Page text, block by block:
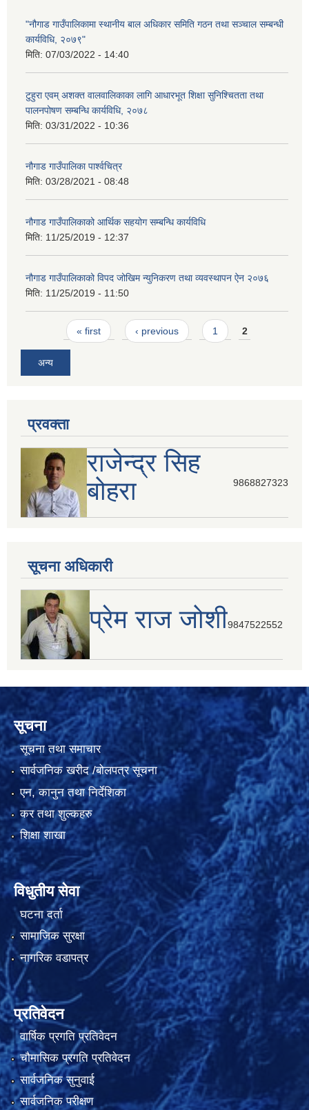
"नौगाड गाउँपालिकामा स्थानीय बाल अधिकार समिति गठन तथा सञ्चाल सम्बन्धी
कार्यविधि, २०७९"
मिति: 07/03/2022 - 14:40
टुहुरा एवम् अशक्त वालवालिकाका लागि आधारभूत शिक्षा सुनिश्चितता तथा
पालनपोषण सम्बन्धि कार्यविधि, २०७८
मिति: 03/31/2022 - 10:36
नौगाड गाउँपालिका पार्श्वचित्र
मिति: 03/28/2021 - 08:48
नौगाड गाउँपालिकाको आर्थिक सहयोग सम्बन्धि कार्यविधि
मिति: 11/25/2019 - 12:37
नौगाड गाउँपालिकाको विपद जोखिम न्युनिकरण तथा व्यवस्थापन ऐन २०७६
मिति: 11/25/2019 - 11:50
Pages« first ‹ previous 1 2
अन्य
प्रवक्ता
राजेन्द्र सिह
बोहरा
9868827323
सूचना अधिकारी
प्रेम राज जोशी9847522552
सूचना
सूचना तथा समाचार
सार्वजनिक खरीद /बोलपत्र सूचना
एन, कानुन तथा निर्देशिका
कर तथा शुल्कहरु
शिक्षा शाखा
विधुतीय सेवा
घटना दर्ता
सामाजिक सुरक्षा
नागरिक वडापत्र
प्रतिवेदन
वार्षिक प्रगति प्रतिवेदन
चौमासिक प्रगति प्रतिवेदन
सार्वजनिक सुनुवाई
सार्वजनिक परीक्षण